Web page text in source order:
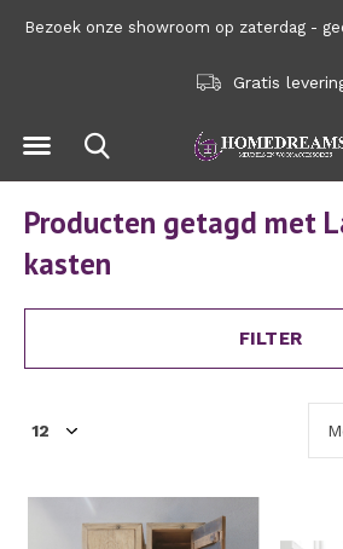
Gratis
Producten getagd met
kasten
FILTER